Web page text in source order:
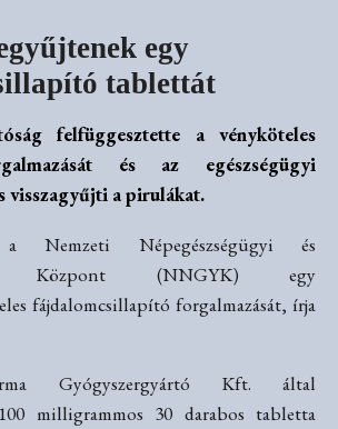
egy
tablettát
felfüggesztette a vényköteles
és az egészségügyi
visszagyűjti a pirulákat.
a Nemzeti Népegészségügyi és
Központ (NNGYK) egy
fájdalomcsillapító forgalmazását, írja
Gyógyszergyártó Kft. által
milligrammos 30 darabos tabletta